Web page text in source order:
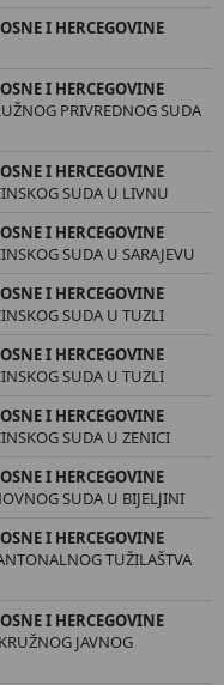
I HERCEGOVINE
I HERCEGOVINE
PRIVREDNOG SUDA
I HERCEGOVINE
SUDA U LIVNU
I HERCEGOVINE
SUDA U SARAJEVU
I HERCEGOVINE
SUDA U TUZLI
I HERCEGOVINE
SUDA U TUZLI
I HERCEGOVINE
SUDA U ZENICI
I HERCEGOVINE
SUDA U BIJELJINI
I HERCEGOVINE
TUŽILAŠTVA
I HERCEGOVINE
JAVNOG